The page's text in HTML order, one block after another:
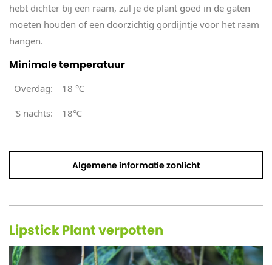
hebt dichter bij een raam, zul je de plant goed in de gaten
moeten houden of een doorzichtig gordijntje voor het raam
hangen.
Minimale temperatuur
Overdag: 18 ℃
'S nachts: 18℃
Algemene informatie zonlicht
Lipstick Plant verpotten